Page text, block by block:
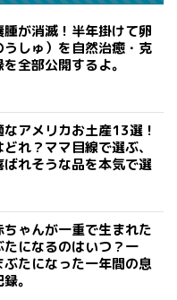
が消滅！半年掛けて卵
うしゅ）を自然治癒・克
全部公開するよ。
アメリカお土産13選！
れ？ママ目線で選ぶ、
ばれそうな品を本気で選
ちゃんが一重で生まれた
たになるのはいつ？一
ぶたになった一年間の息
。